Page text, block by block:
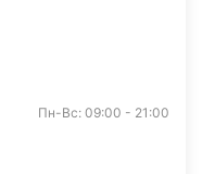
Пн-Вс: 09:00 - 21:00